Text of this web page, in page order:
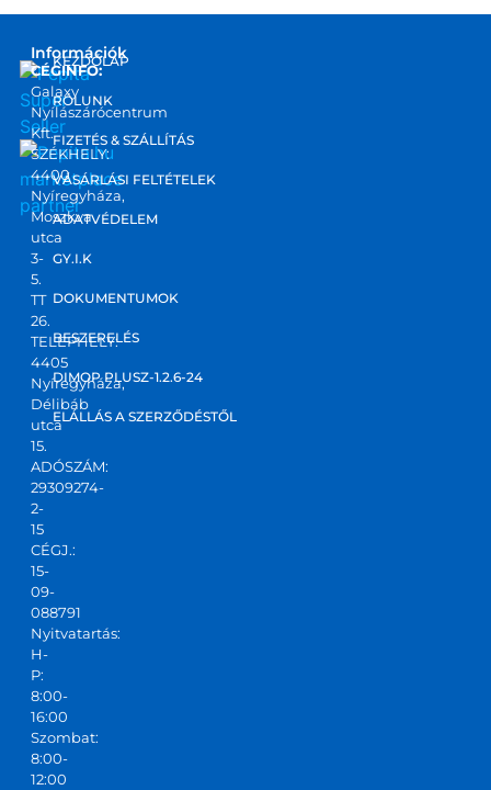
marketplace
partner
Információk
CÉGINFO:
Galaxy
Nyílászárócentrum
Kft.
SZÉKHELY:
4400
Nyíregyháza,
Moszkva
utca
3-
5.
TT
26.
TELEPHELY:
4405
Nyíregyháza,
Délibáb
utca
15.
ADÓSZÁM:
29309274-
2-
15
CÉGJ.:
15-
09-
088791
Nyitvatartás:
H-
P:
8:00-
16:00
Szombat:
8:00-
12:00
KEZDŐLAP
RÓLUNK
FIZETÉS & SZÁLLÍTÁS
VÁSÁRLÁSI FELTÉTELEK
ADATVÉDELEM
GY.I.K
DOKUMENTUMOK
BESZERELÉS
DIMOP PLUSZ-1.2.6-24
ELÁLLÁS A SZERZŐDÉSTŐL